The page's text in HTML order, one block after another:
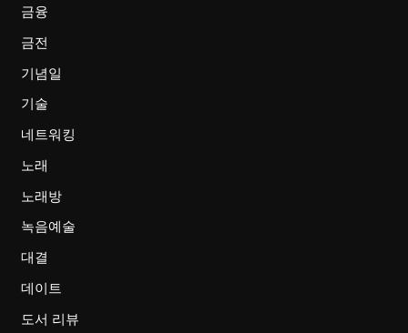
금융
금전
기념일
기술
네트워킹
노래
노래방
녹음예술
대결
데이트
도서 리뷰